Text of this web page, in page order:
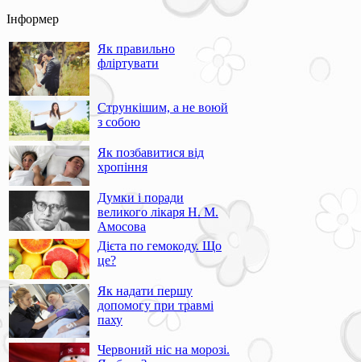
Інформер
Як правильно
фліртувати
Стрункішим, а не воюй
з собою
Як позбавитися від
хропіння
Думки і поради
великого лікаря Н. М.
Амосова
Дієта по гемокоду. Що
це?
Як надати першу
допомогу при травмі
паху
Червоний ніс на морозі.